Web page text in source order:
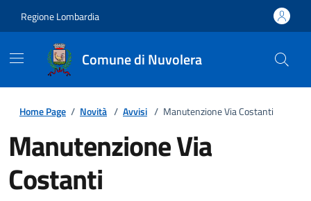
Regione Lombardia
Comune di Nuvolera
Home Page / Novità / Avvisi / Manutenzione Via Costanti
Manutenzione Via
Costanti